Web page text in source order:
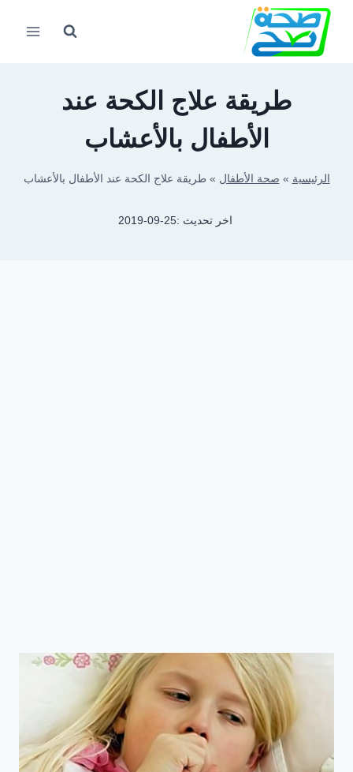
التجاوز
المحتوى
طريقة علاج الكحة عند
الأطفال بالأعشاب
الرئيسية » صحة الأطفال »طريقة علاج الكحة عند الأطفال بالأعشاب
اخر تحديث :2019-09-25